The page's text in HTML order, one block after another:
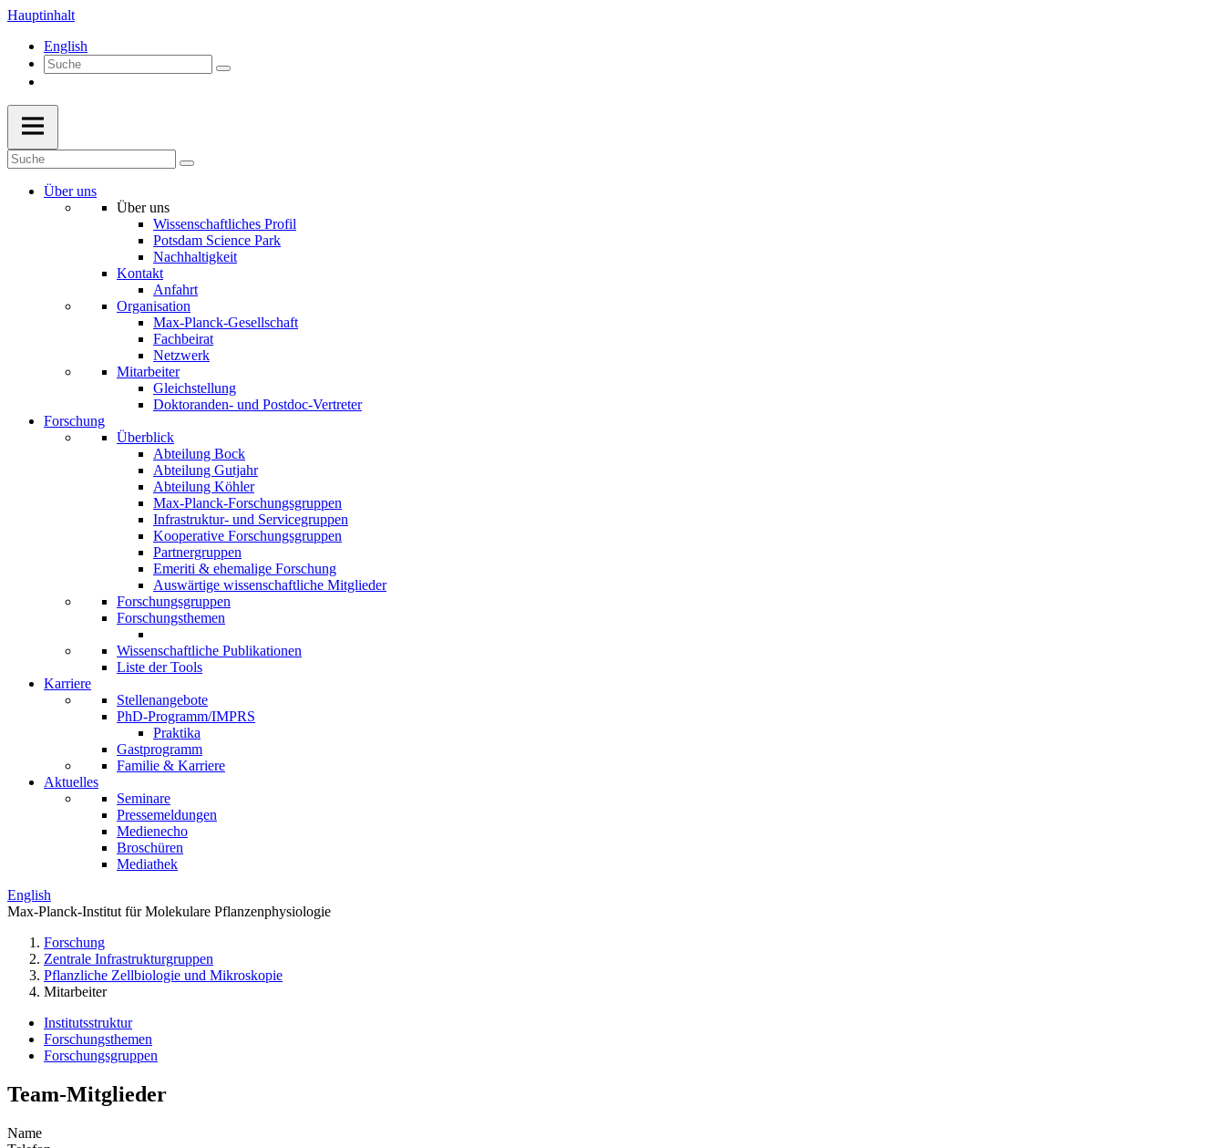
Hauptinhalt
English
Über uns
Über uns
Wissenschaftliches Profil
Potsdam Science Park
Nachhaltigkeit
Kontakt
Anfahrt
Organisation
Max-Planck-Gesellschaft
Fachbeirat
Netzwerk
Mitarbeiter
Gleichstellung
Doktoranden- und Postdoc-Vertreter
Forschung
Überblick
Abteilung Bock
Abteilung Gutjahr
Abteilung Köhler
Max-Planck-Forschungsgruppen
Infrastruktur- und Servicegruppen
Kooperative Forschungsgruppen
Partnergruppen
Emeriti & ehemalige Forschung
Auswärtige wissenschaftliche Mitglieder
Forschungsgruppen
Forschungsthemen
Wissenschaftliche Publikationen
Liste der Tools
Karriere
Stellenangebote
PhD-Programm/IMPRS
Praktika
Gastprogramm
Familie & Karriere
Aktuelles
Seminare
Pressemeldungen
Medienecho
Broschüren
Mediathek
English
Max-Planck-Institut für Molekulare Pflanzenphysiologie
Forschung
Zentrale Infrastrukturgruppen
Pflanzliche Zellbiologie und Mikroskopie
Mitarbeiter
Institutsstruktur
Forschungsthemen
Forschungsgruppen
Team-Mitglieder
Name